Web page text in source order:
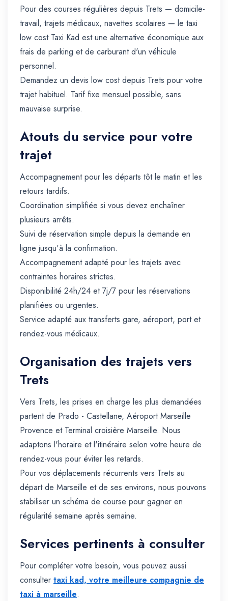
Pour des courses régulières depuis Trets — domicile-
travail, trajets médicaux, navettes scolaires — le taxi
low cost Taxi Kad est une alternative économique aux
frais de parking et de carburant d'un véhicule
personnel.
Demandez un devis low cost depuis Trets pour votre
trajet habituel. Tarif fixe mensuel possible, sans
mauvaise surprise.
Atouts du service pour votre
trajet
Accompagnement pour les départs tôt le matin et les
retours tardifs.
Coordination simplifiée si vous devez enchaîner
plusieurs arrêts.
Suivi de réservation simple depuis la demande en
ligne jusqu'à la confirmation.
Accompagnement adapté pour les trajets avec
contraintes horaires strictes.
Disponibilité 24h/24 et 7j/7 pour les réservations
planifiées ou urgentes.
Service adapté aux transferts gare, aéroport, port et
rendez-vous médicaux.
Organisation des trajets vers
Trets
Vers Trets, les prises en charge les plus demandées
partent de Prado - Castellane, Aéroport Marseille
Provence et Terminal croisière Marseille. Nous
adaptons l'horaire et l'itinéraire selon votre heure de
rendez-vous pour éviter les retards.
Pour vos déplacements récurrents vers Trets au
départ de Marseille et de ses environs, nous pouvons
stabiliser un schéma de course pour gagner en
régularité semaine après semaine.
Services pertinents à consulter
Pour compléter votre besoin, vous pouvez aussi
consulter taxi kad, votre meilleure compagnie de
taxi à marseille.